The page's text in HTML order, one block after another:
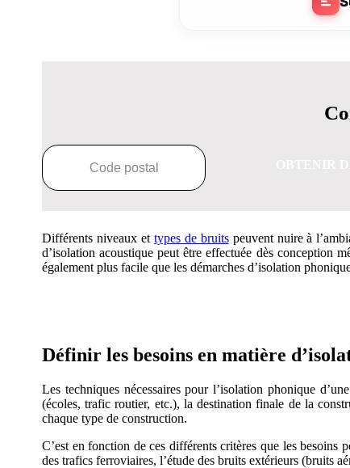
Différents niveaux et types de bruitspeuvent nuire à
d’isolation acoustique peut être effectuée dès conception
également plus facile que les démarches d’isolation
Définir les besoins en matière
Les techniques nécessaires pour l’isolation phonique
(écoles, trafic routier, etc.), la destination finale de la
chaque type de construction.
C’est en fonction de ces différents critères que les besoins
des trafics ferroviaires, l’étude des bruits extérieurs (bruits